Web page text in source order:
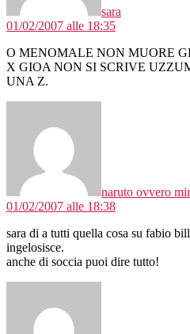
sara
01/02/2007 alle 18:35
O MENOMALE NON MUORE
X GIOA NON SI SCRIVE
UNA Z.
naruto ovvero
01/02/2007 alle 18:38
sara di a tutti quella cosa su fabio
ingelosisce.
anche di soccia puoi dire tutto!